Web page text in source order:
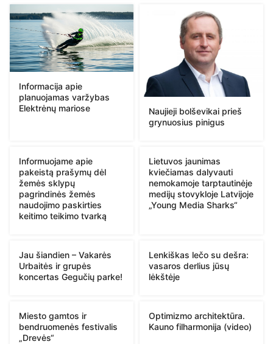
Informacija apie
planuojamas varžybas
Elektrėnų mariose
Naujieji bolševikai prieš
grynuosius pinigus
Informuojame apie
pakeistą prašymų dėl
žemės sklypų
pagrindinės žemės
naudojimo paskirties
keitimo teikimo tvarką
Lietuvos jaunimas
kviečiamas dalyvauti
nemokamoje tarptautinėje
medijų stovykloje Latvijoje
„Young Media Sharks“
Jau šiandien – Vakarės
Urbaitės ir grupės
koncertas Gegučių parke!
Lenkiškas lečo su dešra:
vasaros derlius jūsų
lėkštėje
Miesto gamtos ir
bendruomenės festivalis
„Drevės“
Optimizmo architektūra.
Kauno filharmonija (video)